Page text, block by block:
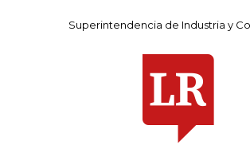
Superintendencia de Industria y